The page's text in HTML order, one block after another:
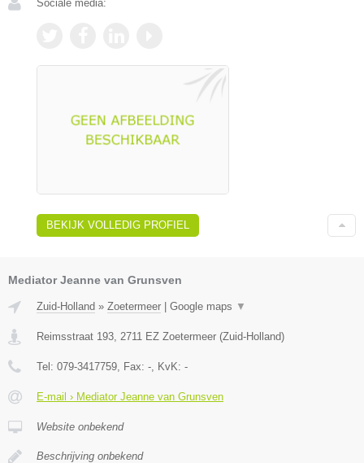
Sociale media:
BEKIJK VOLLEDIG PROFIEL
Mediator Jeanne van Grunsven
Zuid-Holland » Zoetermeer Google maps ▼
Reimsstraat 193 2711 EZ Zoetermeer (Zuid-Holland)
Tel: 079-3417759 , Fax: - , KvK: -
E-mail › Mediator Jeanne van Grunsven
Website onbekend
Beschrijving onbekend